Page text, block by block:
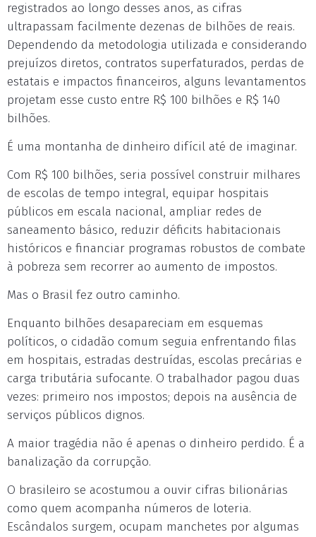
registrados ao longo desses anos, as cifras
ultrapassam facilmente dezenas de bilhões de reais.
Dependendo da metodologia utilizada e considerando
prejuízos diretos, contratos superfaturados, perdas de
estatais e impactos financeiros, alguns levantamentos
projetam esse custo entre R$ 100 bilhões e R$ 140
bilhões.
É uma montanha de dinheiro difícil até de imaginar.
Com R$ 100 bilhões, seria possível construir milhares
de escolas de tempo integral, equipar hospitais
públicos em escala nacional, ampliar redes de
saneamento básico, reduzir déficits habitacionais
históricos e financiar programas robustos de combate
à pobreza sem recorrer ao aumento de impostos.
Mas o Brasil fez outro caminho.
Enquanto bilhões desapareciam em esquemas
políticos, o cidadão comum seguia enfrentando filas
em hospitais, estradas destruídas, escolas precárias e
carga tributária sufocante. O trabalhador pagou duas
vezes: primeiro nos impostos; depois na ausência de
serviços públicos dignos.
A maior tragédia não é apenas o dinheiro perdido. É a
banalização da corrupção.
O brasileiro se acostumou a ouvir cifras bilionárias
como quem acompanha números de loteria.
Escândalos surgem, ocupam manchetes por algumas